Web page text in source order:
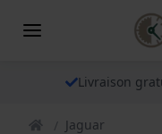
Livraison
Jaguar